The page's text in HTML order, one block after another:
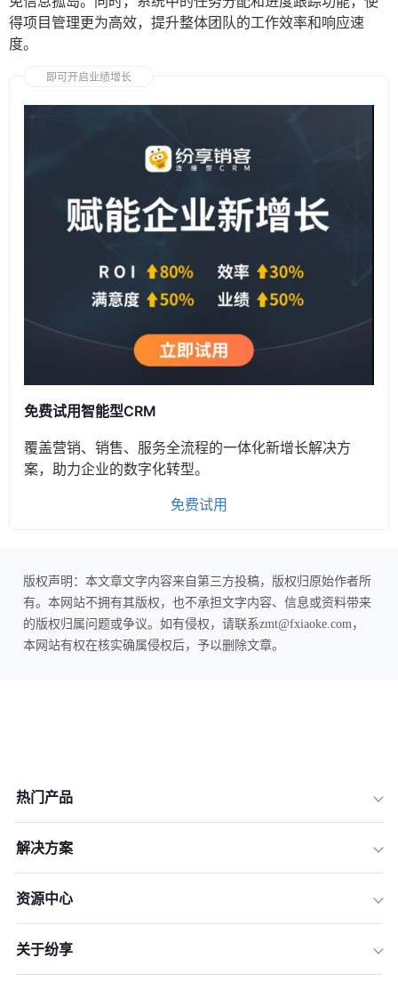
得项目管理更为高效，提升整体团队的工作效率和响应速
度。
即可开启业绩增长
免费试用智能型CRM
覆盖营销、销售、服务全流程的一体化新增长解决方
案，助力企业的数字化转型。
免费试用
版权声明：本文章文字内容来自第三方投稿，版权归原始作者所
有。本网站不拥有其版权，也不承担文字内容、信息或资料带来
的版权归属问题或争议。如有侵权，请联系zmt@fxiaoke.com，
本网站有权在核实确属侵权后，予以删除文章。
热门产品
解决方案
资源中心
关于纷享